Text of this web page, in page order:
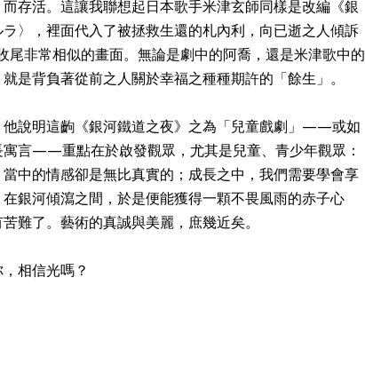
存活。這讓我聯想起日本歌手米津玄師同樣是改編《銀
〉，裡面代入了被拯救生還的札內利，向已逝之人傾訴
尾非常相似的畫面。無論是劇中的阿喬，還是米津歌中的
是背負著從前之人關於幸福之種種期許的「餘生」。
他說明這齣《銀河鐵道之夜》之為「兒童戲劇」——或如
言——重點在於啟發觀眾，尤其是兒童、青少年觀眾：
中的情感卻是無比真實的；成長之中，我們需要學會享
銀河傾瀉之間，於是便能獲得一顆不畏風雨的赤子心
難了。藝術的真誠與美麗，庶幾近矣。
相信光嗎？